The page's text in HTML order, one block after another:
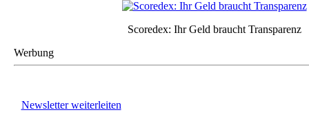
Scoredex: Ihr Geld braucht Transparenz
Werbung
Newsletter weiterleiten